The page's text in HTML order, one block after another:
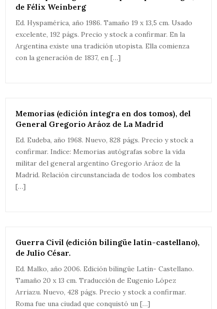
de Félix Weinberg
Ed. Hyspamérica, año 1986. Tamaño 19 x 13,5 cm. Usado
excelente, 192 págs. Precio y stock a confirmar. En la
Argentina existe una tradición utopista. Ella comienza
con la generación de 1837, en […]
Memorias (edición íntegra en dos tomos), del
General Gregorio Aráoz de La Madrid
Ed. Eudeba, año 1968. Nuevo, 828 págs. Precio y stock a
confirmar. Indice: Memorias autógrafas sobre la vida
militar del general argentino Gregorio Aráoz de la
Madrid. Relación circunstanciada de todos los combates
[…]
Guerra Civil (edición bilingüe latín-castellano),
de Julio César.
Ed. Malko, año 2006. Edición bilingüe Latín- Castellano.
Tamaño 20 x 13 cm. Traducción de Eugenio López
Arriazu. Nuevo, 428 págs. Precio y stock a confirmar.
Roma fue una ciudad que conquistó un […]